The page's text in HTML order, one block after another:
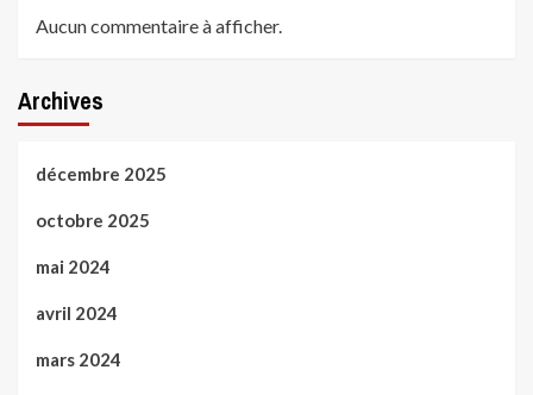
Aucun commentaire à afficher.
Archives
décembre 2025
octobre 2025
mai 2024
avril 2024
mars 2024